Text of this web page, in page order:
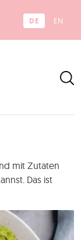
DE EN
mit Zutaten
Das ist